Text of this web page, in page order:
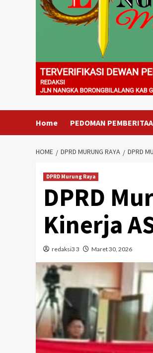
Home PEDOMAN
HOME DPRD MURUNG RAYA DPRD
DPRD Murung Raya
DPRD
Kinerja
redaksi3 3 Maret 30, 2026